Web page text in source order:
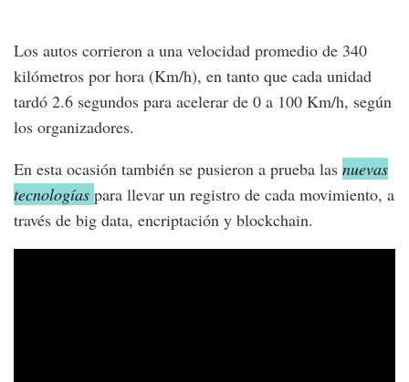
Los autos corrieron a una velocidad promedio de 340
kilómetros por hora (Km/h), en tanto que cada unidad
tardó 2.6 segundos para acelerar de 0 a 100 Km/h, según
los organizadores.
En esta ocasión también se pusieron a prueba las nuevas
tecnologías para llevar un registro de cada movimiento, a
través de big data, encriptación y blockchain.